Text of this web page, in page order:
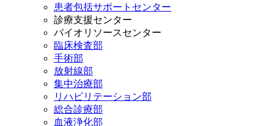
患者包括サポートセンター
診療支援センター
バイオリソースセンター
臨床検査部
手術部
放射線部
集中治療部
リハビリテーション部
総合診療部
血液浄化部